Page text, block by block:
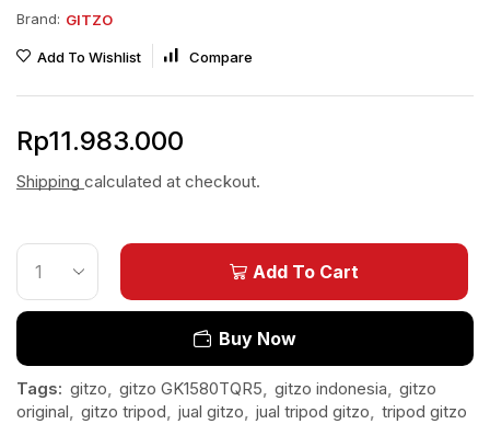
Brand: GITZO
Add To Wishlist Compare
Rp11.983.000
Shipping calculated at checkout.
Add To Cart
Buy Now
Tags: gitzo, gitzo GK1580TQR5, gitzo indonesia, gitzo
original, gitzo tripod, jual gitzo, jual tripod gitzo, tripod gitzo